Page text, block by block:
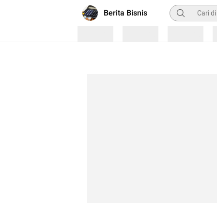
Berita Bisnis Pencarian